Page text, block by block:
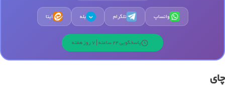
واتساپ تلگرام ب بله ایتا
پاسخگویی 24 ساعته | 7 روز هفته
چای